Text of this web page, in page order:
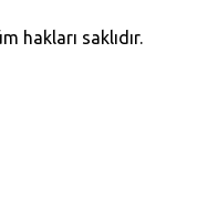
hakları saklıdır.